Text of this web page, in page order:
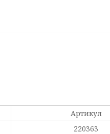
Артикул
220363